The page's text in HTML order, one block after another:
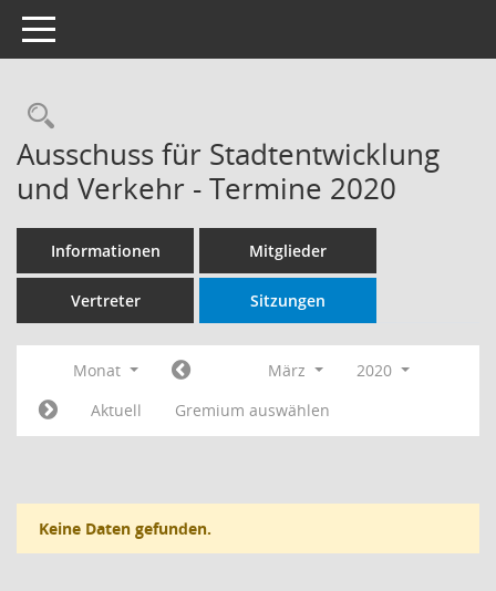
Toggle navigation
Rechercheauswahl
Ausschuss für Stadtentwicklung
und Verkehr - Termine 2020
Informationen Mitglieder
Vertreter Sitzungen
Monat März
2020
Aktuell
Gremium auswählen
Keine Daten gefunden.